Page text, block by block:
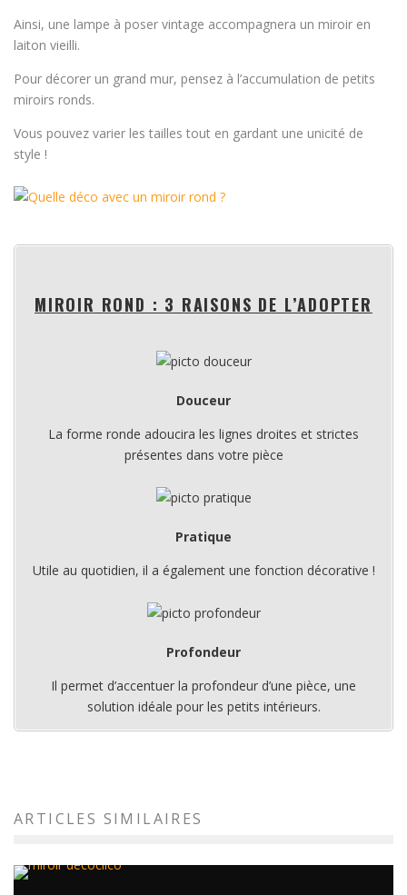
Ainsi, une lampe à poser vintage accompagnera un miroir en
laiton vieilli.
Pour décorer un grand mur, pensez à l’accumulation de petits
miroirs ronds.
Vous pouvez varier les tailles tout en gardant une unicité de
style !
MIROIR ROND : 3 RAISONS DE L’ADOPTER
Douceur
La forme ronde adoucira les lignes droites et strictes
présentes dans votre pièce
Pratique
Utile au quotidien, il a également une fonction décorative !
Profondeur
Il permet d’accentuer la profondeur d’une pièce, une
solution idéale pour les petits intérieurs.
ARTICLES SIMILAIRES